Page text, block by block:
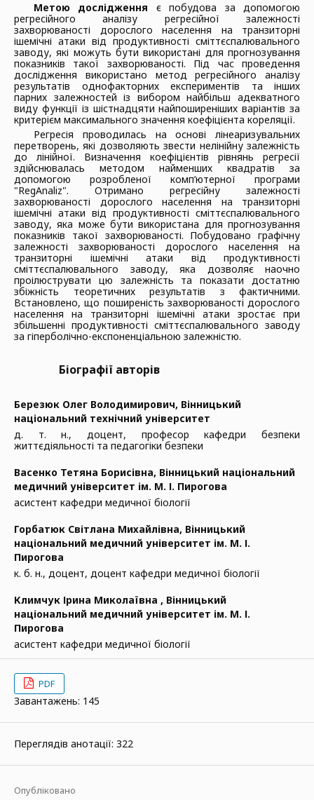
Метою дослідження є побудова за допомогою
регресійного аналізу регресійної залежності
захворюваності дорослого населення на транзиторні
ішемічні атаки від продуктивності сміттєспалювального
заводу, які можуть бути використані для прогнозування
показників такої захворюваності. Під час проведення
дослідження використано метод регресійного аналізу
результатів однофакторних експериментів та інших
парних залежностей із вибором найбільш адекватного
виду функції із шістнадцяти найпоширеніших варіантів за
критерієм максимального значення коефіцієнта кореляції.
Регресія проводилась на основі лінеаризувальних
перетворень, які дозволяють звести нелінійну залежність
до лінійної. Визначення коефіцієнтів рівнянь регресії
здійснювалась методом найменших квадратів за
допомогою розробленої комп’ютерної програми
"RegAnaliz". Отримано регресійну залежності
захворюваності дорослого населення на транзиторні
ішемічні атаки від продуктивності сміттєспалювального
заводу, яка може бути використана для прогнозування
показників такої захворюваності. Побудовано графічну
залежності захворюваності дорослого населення на
транзиторні ішемічні атаки від продуктивності
сміттєспалювального заводу, яка дозволяє наочно
проілюструвати цю залежність та показати достатню
збіжність теоретичних результатів з фактичними.
Встановлено, що поширеність захворюваності дорослого
населення на транзиторні ішемічні атаки зростає при
збільшенні продуктивності сміттєспалювального заводу
за гіперболічно-експоненціальною залежністю.
Біографії авторів
Березюк Олег Володимирович, Вінницький
національний технічний університет
д. т. н., доцент, професор кафедри безпеки
життєдіяльності та педагогіки безпеки
Васенко Тетяна Борисівна, Вінницький національний
медичний університет ім. М. І. Пирогова
асистент кафедри медичної біології
Горбатюк Світлана Михайлівна, Вінницький
національний медичний університет ім. М. І.
Пирогова
к. б. н., доцент, доцент кафедри медичної біології
Климчук Ірина Миколаївна , Вінницький
національний медичний університет ім. М. І.
Пирогова
асистент кафедри медичної біології
PDF
Завантажень: 145
Переглядів анотації: 322
Опубліковано